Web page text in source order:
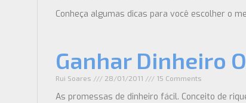
Conheça algumas dicas para você escolher o
Ganhar Dinheiro
Rui Soares 28/01/2011 15 Comments
As promessas de dinheiro fácil. Conceito de